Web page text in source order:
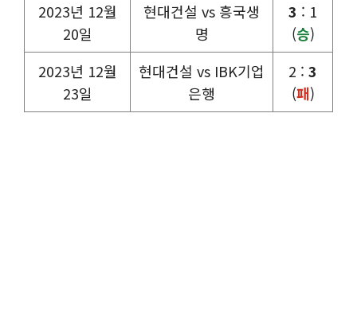
2023년 12월
20일
현대건설 vs 흥국생
명
3 : 1
(승)
2023년 12월
23일
현대건설 vs IBK기업
은행
2 : 3
(패)